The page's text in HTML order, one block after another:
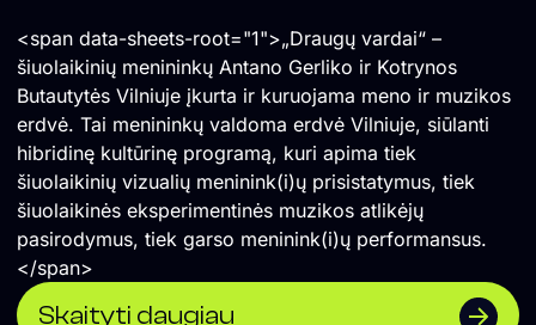
<span data-sheets-root="1">„Draugų vardai“ –
šiuolaikinių menininkų Antano Gerliko ir Kotrynos
Butautytės Vilniuje įkurta ir kuruojama meno ir muzikos
erdvė. Tai menininkų valdoma erdvė Vilniuje, siūlanti
hibridinę kultūrinę programą, kuri apima tiek
šiuolaikinių vizualių meninink(i)ų prisistatymus, tiek
šiuolaikinės eksperimentinės muzikos atlikėjų
pasirodymus, tiek garso meninink(i)ų performansus.
</span>
Skaityti daugiau